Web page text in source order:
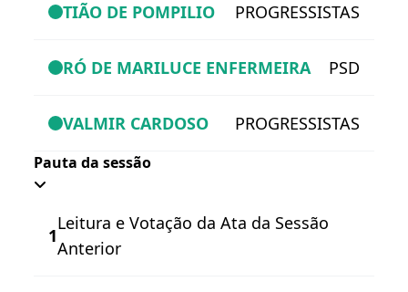
TIÃO DE POMPILIO PROGRESSISTAS
RÓ DE MARILUCE ENFERMEIRA PSD
VALMIR CARDOSO PROGRESSISTAS
Pauta da sessão
1
Leitura e Votação da Ata da Sessão
Anterior